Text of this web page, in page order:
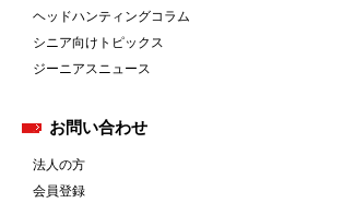
ヘッドハンティングコラム
シニア向けトピックス
ジーニアスニュース
お問い合わせ
法人の方
会員登録